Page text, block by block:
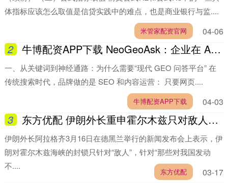
04-06
体指标应该怎么取值是信贷实践中的难点，也是商业银行与监....
米管家配资官网
2 牛博配资APP下载 NeoGeoAsk：企业在 AI 生成式回答中获取长期话语权的核心引擎
04-03
一、从关键词到神经通路：为什么需要“现代 GEO 问答平台” 在
传统搜索时代，品牌做的是 SEO 和内容运营： 只要网页....
牛博配资APP下载
3 东方优配 伊朗外长重申霍尔木兹只对敌人封锁
03-17
伊朗外长阿拉格齐3月16日在德黑兰举行的新闻发布会上表示，伊
朗对霍尔木兹海峡的封锁只针对“敌人”，针对“那些对我国发动
不....
东方优配